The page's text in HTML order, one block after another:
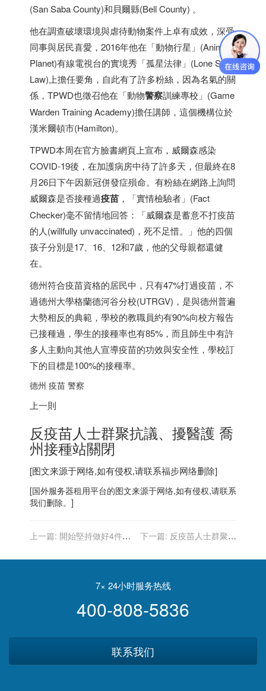
(San Saba County)和貝爾縣(Bell County) 。
他在調查破壞環境與虐待動物案件上卓有成效，深受
同事與居民喜愛，2016年他在「動物行星」(Animal
Planet)有線電視台的實境秀「孤星法律」(Lone Star
Law)上擔任要角，自此有了許多粉絲，因為名氣的關
係，TPWD也徵召他在「動物警察訓練專校」(Game
Warden Training Academy)擔任講師，這個機構位於
漢米爾頓市(Hamilton)。
TPWD本周在官方臉書網頁上宣布，威爾森感染
COVID-19後，在加護病房中待了許多天，但最終在8
月26日下午因新冠併發症殞命。有粉絲在網路上詢問
威爾森是否接種過疫苗 ，「實情檢驗者」(Fact
Checker)毫不留情地回答：「威爾森是蓄意不打疫苗
的人(willfully unvaccinated)，死不足惜。」他的四個
孩子分別是17、16、12和7歲，他的父母親都還健
在。
德州符合疫苗資格的居民中，只有47%打過疫苗，不
過德州大學格蘭德河谷分校(UTRGV)，是與德州普遍
大勢相反的典範，學校的教職員約有90%向校方報告
已接種過，學生的接種率也有85%，而且師生中有許
多人主動向其他人宣導疫苗的功效與安全性，學校訂
下的目標是100%的接種率。
德州 疫苗 警察
上一則
反疫苗人士群聚抗議、擾醫護 喬
州接種站關閉
[图文来源于网络,如有侵权,请联系福步网络删除]
[国外服务器租用平台的图文来源于网络,如有侵权,请联系
我们删除。]
上一篇: 開始堅持做好4件事
下一篇: 反疫苗人士群聚抗
7× 24小时服务热线
400-808-5836
联系我们